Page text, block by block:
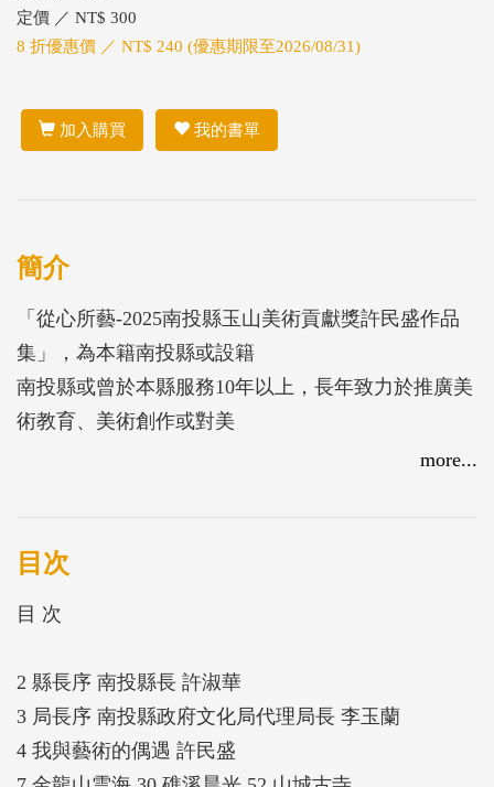
定價 ／ NT$ 300
8 折優惠價 ／ NT$ 240 (優惠期限至2026/08/31)
加入購買 我的書單
簡介
「從心所藝-2025南投縣玉山美術貢獻獎許民盛作品
集」，為本籍南投縣或設籍
南投縣或曾於本縣服務10年以上，長年致力於推廣美
術教育、美術創作或對美
術貢獻卓著者。作品專集出版5本以上者或曾舉辦5次
水長風景明媚，是藝術家創作的最佳環境，特舉辦玉
山美術獎，旨在促進本縣
化，引導全國人士體驗南
展全民美育，提升藝術創
作水準讓大家看見南投的美與魅力。
more...
目次
目 次
2 縣長序 南投縣長 許淑華
3 局長序 南投縣政府文化局代理局長 李玉蘭
4 我與藝術的偶遇 許民盛